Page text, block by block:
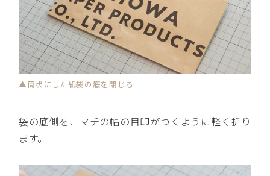
▲筒状にした紙袋の底を閉じる
袋の底側を、マチの幅の目印がつくように軽く折り
ます。